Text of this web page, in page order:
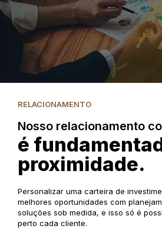
RELACIONAMENTO
Nosso relacionamento
é
proximidade.
Personalizar uma carteira de
melhores oportunidades com
soluções sob medida, e isso só é
perto cada cliente.